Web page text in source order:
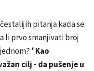
pitanja kada se
li prvo smanjivati broj
"Kao
cilj - da pušenje u